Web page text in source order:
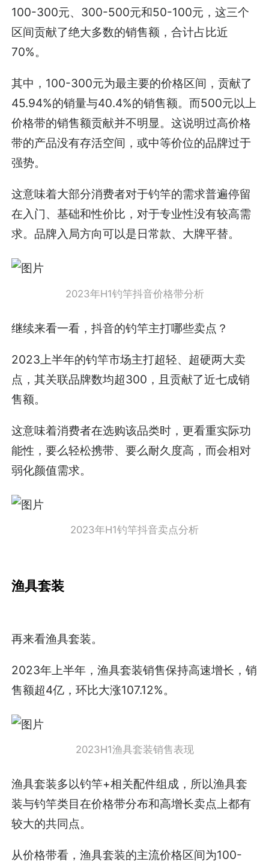
100-300元、300-500元和50-100元，这三个
区间贡献了绝大多数的销售额，合计占比近
70%。
其中，100-300元为最主要的价格区间，贡献了
45.94%的销量与40.4%的销售额。而500元以上
价格带的销售额贡献并不明显。这说明过高价格
带的产品没有存活空间，或中等价位的品牌过于
强势。
这意味着大部分消费者对于钓竿的需求普遍停留
在入门、基础和性价比，对于专业性没有较高需
求。品牌入局方向可以是日常款、大牌平替。
2023年H1钓竿抖音价格带分析
继续来看一看，抖音的钓竿主打哪些卖点？
2023上半年的钓竿市场主打超轻、超硬两大卖
点，其关联品牌数均超300，且贡献了近七成销
售额。
这意味着消费者在选购该品类时，更看重实际功
能性，要么轻松携带、要么耐久度高，而会相对
弱化颜值需求。
2023年H1钓竿抖音卖点分析
渔具套装
再来看渔具套装。
2023年上半年，渔具套装销售保持高速增长，销
售额超4亿，环比大涨107.12%。
2023H1渔具套装销售表现
渔具套装多以钓竿+相关配件组成，所以渔具套
装与钓竿类目在价格带分布和高增长卖点上都有
较大的共同点。
从价格带看，渔具套装的主流价格区间为100-